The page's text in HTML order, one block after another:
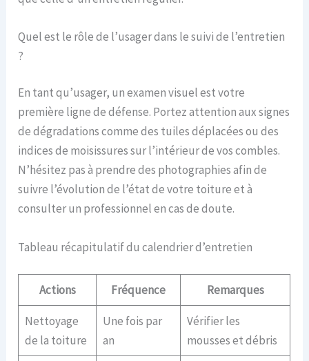
Quel est le rôle de l’usager dans le suivi de l’entretien
?
En tant qu’usager, un examen visuel est votre
première ligne de défense. Portez attention aux signes
de dégradations comme des tuiles déplacées ou des
indices de moisissures sur l’intérieur de vos combles.
N’hésitez pas à prendre des photographies afin de
suivre l’évolution de l’état de votre toiture et à
consulter un professionnel en cas de doute.
Tableau récapitulatif du calendrier d’entretien
Actions Fréquence Remarques
Nettoyage
de la toiture
Une fois par
an
Vérifier les
mousses et débris